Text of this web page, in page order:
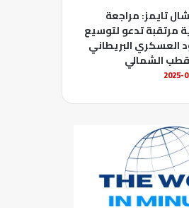
تايمز: مراجعة
مرتقبة تدعو لتوسيع
العسكري البريطاني
الشمالي
2025-